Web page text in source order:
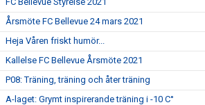
Årsmöte FC Bellevue 24 mars 2021
Heja Våren friskt humör...
Kallelse FC Bellevue Årsmöte 2021
P08: Träning, träning och åter träning
A-laget: Grymt inspirerande träning i -10 C°